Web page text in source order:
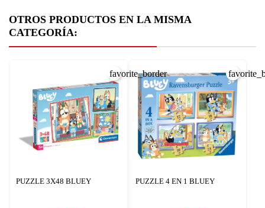
OTROS PRODUCTOS EN LA MISMA
CATEGORÍA:
PUZZLE 3X48 BLUEY
favorite_border
PUZZLE 4 EN 1 BLUEY